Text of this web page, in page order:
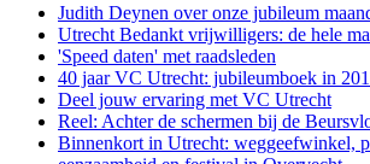
Judith Deynen over onze jubileum
Utrecht Bedankt vrijwilligers: de hele
'Speed daten' met raadsleden
40 jaar VC Utrecht: jubileumboek in
Deel jouw ervaring met VC Utrecht
Reel: Achter de schermen bij de
Binnenkort in Utrecht: weggeefwinkel,